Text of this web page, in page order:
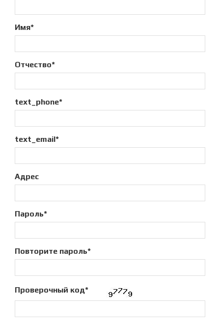
Имя*
Отчество*
text_phone*
text_email*
Адрес
Пароль*
Повторите пароль*
Проверочный код*